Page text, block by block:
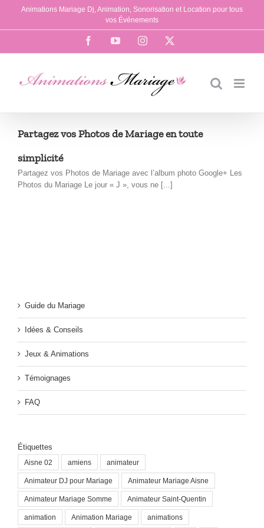
Passer
contenu
Animations Mariage Dj, Animation, Sonorisation et Location pour tous
vos Événements
FacebookYouTubeInstagram
Partagez vos Photos de Mariage en toute
simplicité
Partagez vos Photos de Mariage avec l’album photo Google+ Les
Photos du Mariage Le jour « J », vous ne [...]
Guide du Mariage
Idées & Conseils
Jeux & Animations
Témoignages
FAQ
Étiquettes
Aisne 02 amiens animateur
Animateur DJ pour Mariage Animateur Mariage Aisne
Animateur Mariage Somme Animateur Saint-Quentin
animation Animation Mariage animations